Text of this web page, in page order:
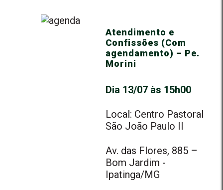
Atendimento e
Confissões (Com
agendamento) – Pe.
Morini
Dia 13/07 às 15h00
Local: Centro Pastoral
São João Paulo II
Av. das Flores, 885 –
Bom Jardim -
Ipatinga/MG